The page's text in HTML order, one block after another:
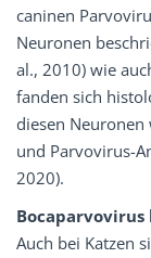
caninen
Neuronen
al., 2010) wie
fanden sich
diesen Neuronen
und Parvovirus-
2020).
Bocaparvovirus
Auch bei Katzen